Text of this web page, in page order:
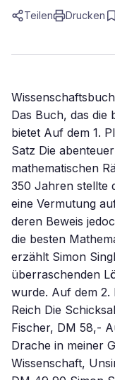
Teilen Drucken
Das Buch, das die
bietet Auf dem 1.
Satz Die
mathematischen
350 Jahren stellte
eine Vermutung
deren Beweis
die besten
erzählt Simon
überraschenden
wurde. Auf dem 2.
Reich Die
Fischer, DM 58,-
Drache in meiner
Wissenschaft,